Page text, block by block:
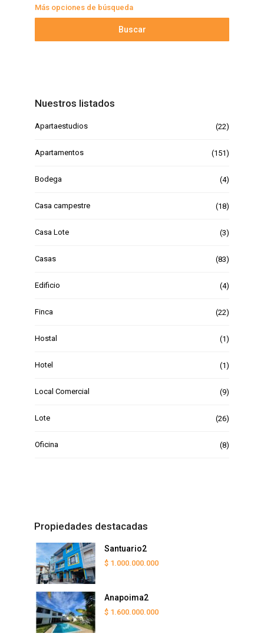
Más opciones de búsqueda
Buscar
Nuestros listados
Apartaestudios (22)
Apartamentos (151)
Bodega (4)
Casa campestre (18)
Casa Lote (3)
Casas (83)
Edificio (4)
Finca (22)
Hostal (1)
Hotel (1)
Local Comercial (9)
Lote (26)
Oficina (8)
Propiedades destacadas
Santuario2
$ 1.000.000.000
Anapoima2
$ 1.600.000.000